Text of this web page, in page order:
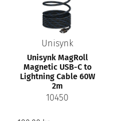
Unisynk
Unisynk MagRoll
Magnetic USB-C to
Lightning Cable 60W
2m
10450